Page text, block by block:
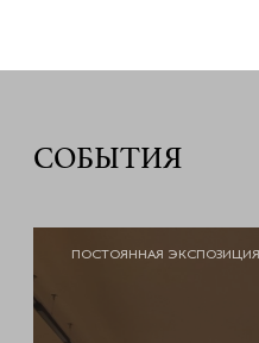
СОБЫТИЯ
ПОСТОЯННАЯ ЭКСПОЗИЦИЯ